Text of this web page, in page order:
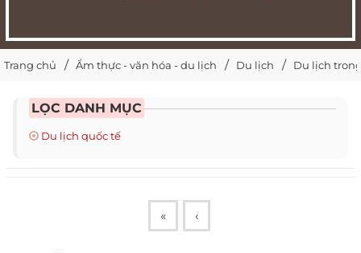
Trang chủ Ẩm thực - văn hóa - du lịch Du lịch Du lịch
LỌC DANH MỤC
Du lịch quốc tế
« ‹